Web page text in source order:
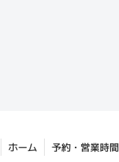
ホーム 予約・営業時間